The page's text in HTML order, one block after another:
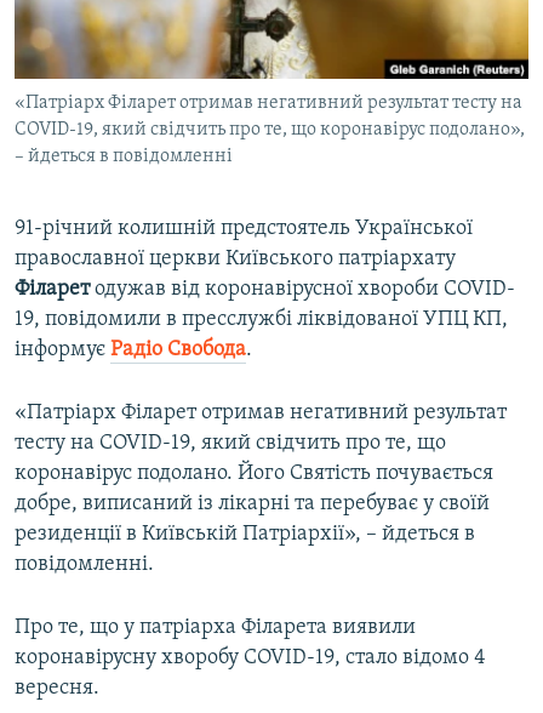
ВІДЕОУРОКИ «ELIFBE»
СВІДЧЕННЯ ОКУПАЦІЇ
УКРАЇНСЬКА ПРОБЛЕМА КРИМУ
ІНФОГРАФІКА
Русский
Qırımtatar
ДОЛУЧАЙСЯ!
Усі сайти RFE/RL
«Патріарх Філарет отримав негативний результат тесту на
COVID-19, який свідчить про те, що коронавірус подолано»,
– йдеться в повідомленні
91-річний колишній предстоятель Української
православної церкви Київського патріархату
Філаретодужав від коронавірусної хвороби COVID-
19, повідомили в пресслужбі ліквідованої УПЦ КП,
інформує Радіо Свобода.
«Патріарх Філарет отримав негативний результат
тесту на COVID-19, який свідчить про те, що
коронавірус подолано. Його Святість почувається
добре, виписаний із лікарні та перебуває у своїй
резиденції в Київській Патріархії», – йдеться в
повідомленні.
Про те, що у патріарха Філарета виявили
коронавірусну хворобу COVID-19, стало відомо 4
вересня.